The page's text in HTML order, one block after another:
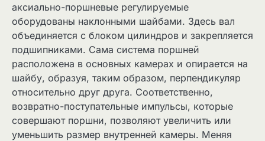
аксиально-поршневые регулируемые
оборудованы наклонными шайбами. Здесь вал
объединяется с блоком цилиндров и закрепляется
подшипниками. Сама система поршней
расположена в основных камерах и опирается на
шайбу, образуя, таким образом, перпендикуляр
относительно друг друга. Соответственно,
возвратно-поступательные импульсы, которые
совершают поршни, позволяют увеличить или
уменьшить размер внутренней камеры. Меняя